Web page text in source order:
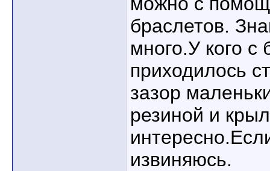
браслетов.
много.У кого с
приходилось
зазор
резиной и
извиняюсь.